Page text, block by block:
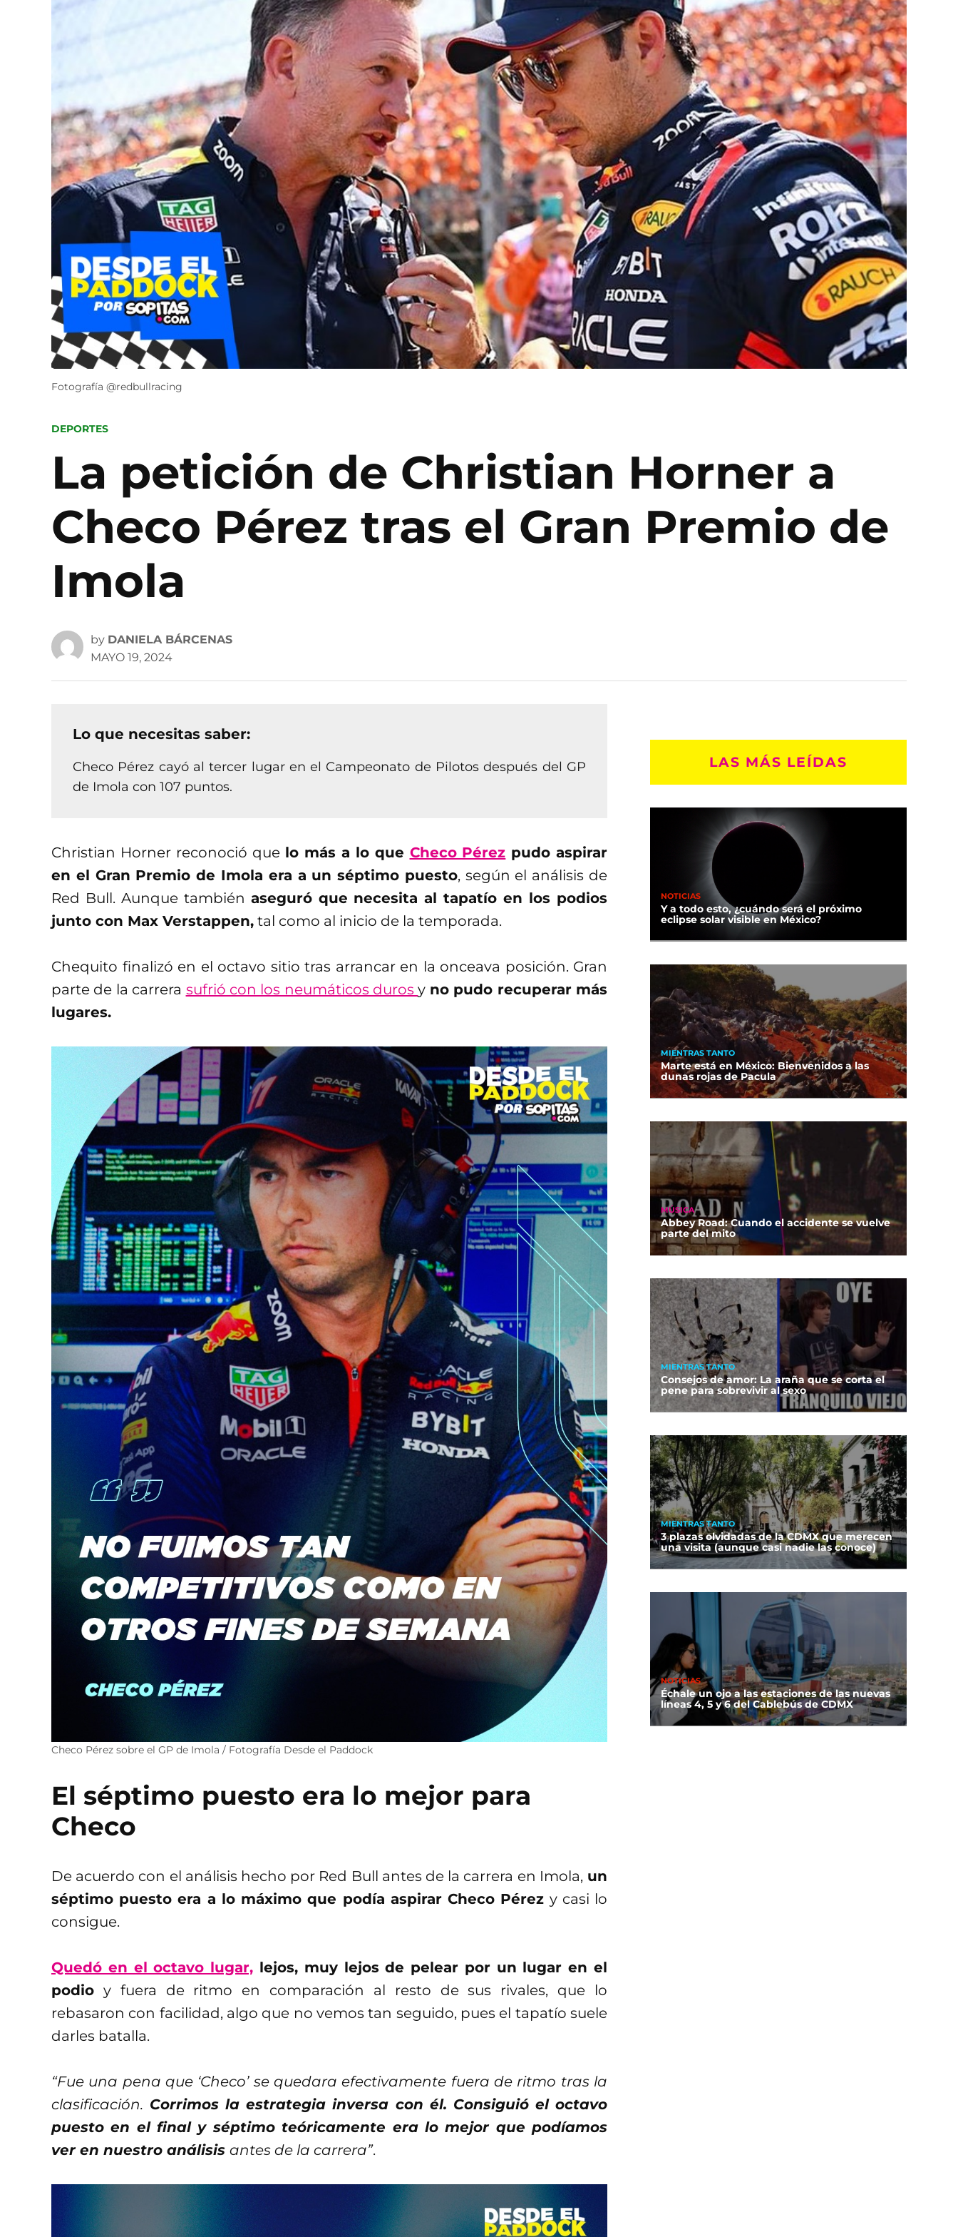
Fotografía @redbullracing
POSTED
DEPORTES
La petición de Christian Horner a
Checo Pérez tras el Gran Premio de
Imola
by DANIELA BÁRCENAS
MAYO 19, 2024
Lo que necesitas saber:
Checo Pérez cayó al tercer lugar en el Campeonato de Pilotos después del GP
de Imola con 107 puntos.
Christian Horner reconoció quelo más a lo que Checo Pérez pudo aspirar
en el Gran Premio de Imola era a un séptimo puesto, según el análisis de
Red Bull. Aunque también aseguró que necesita al tapatío en los podios
junto con Max Verstappen, tal como al inicio de la temporada.
Chequito finalizó en el octavo sitio tras arrancar en la onceava posición. Gran
parte de la carrera sufrió con los neumáticos durosy no pudo recuperar más
lugares.
Checo Pérez sobre el GP de Imola / Fotografía Desde el Paddock
El séptimo puesto era lo mejor para
Checo
De acuerdo con el análisis hecho por Red Bull antes de la carrera en Imola, un
séptimo puesto era a lo máximo que podía aspirar Checo Pérez y casi lo
consigue.
Quedó en el octavo lugar, lejos, muy lejos de pelear por un lugar en el
podio y fuera de ritmo en comparación al resto de sus rivales, que lo
rebasaron con facilidad, algo que no vemos tan seguido, pues el tapatío suele
darles batalla.
“Fue una pena que ‘Checo’ se quedara efectivamente fuera de ritmo tras la
clasificación. Corrimos la estrategia inversa con él. Consiguió el octavo
puesto en el final y séptimo teóricamente era lo mejor que podíamos
ver en nuestro análisis antes de la carrera”.
LAS MÁS LEÍDAS
NOTICIAS
Y a todo esto, ¿cuándo será el próximo
eclipse solar visible en México?
MIENTRAS TANTO
Marte está en México: Bienvenidos a las
dunas rojas de Pacula
MÚSICA
Abbey Road: Cuando el accidente se vuelve
parte del mito
MIENTRAS TANTO
Consejos de amor: La araña que se corta el
pene para sobrevivir al sexo
MIENTRAS TANTO
3 plazas olvidadas de la CDMX que merecen
una visita (aunque casi nadie las conoce)
NOTICIAS
Échale un ojo a las estaciones de las nuevas
líneas 4, 5 y 6 del Cablebús de CDMX